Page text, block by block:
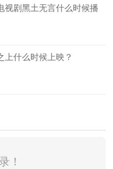
视剧黑土无言什么时候播
上什么时候上映？
！